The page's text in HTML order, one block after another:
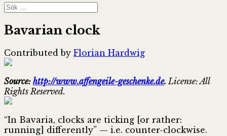
Sök
efter:
Bavarian clock
Contributed by Florian Hardwig
Source: http://www.affengeile-geschenke.de. License: All
Rights Reserved.
“In Bavaria, clocks are ticking [or rather:
running] differently” — i.e. counter-clockwise.